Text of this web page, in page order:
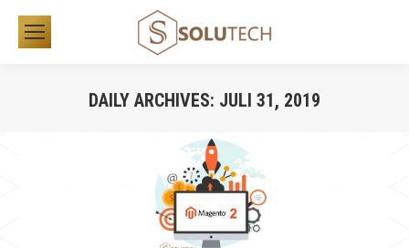
DAILY ARCHIVES: JULI 31, 2019